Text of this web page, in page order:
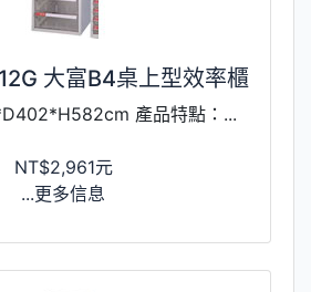
大富B4桌上型效率櫃
產品特點：...
NT$2,961元
...更多信息